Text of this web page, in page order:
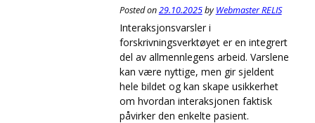
Posted on29.10.2025byWebmaster RELIS
Interaksjonsvarsler i
forskrivningsverktøyet er en integrert
del av allmennlegens arbeid. Varslene
kan være nyttige, men gir sjeldent
hele bildet og kan skape usikkerhet
om hvordan interaksjonen faktisk
påvirker den enkelte pasient.